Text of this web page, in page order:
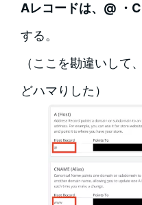
Aレコードは、@ ・
する。
（ここを勘違いして
どハマりした）